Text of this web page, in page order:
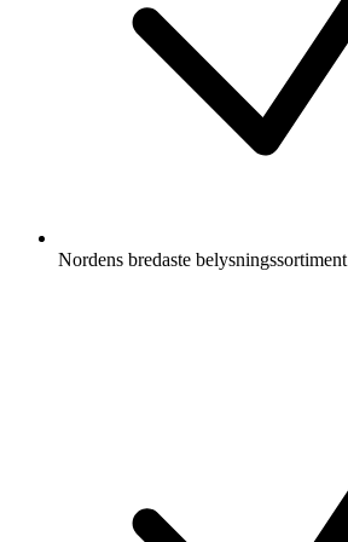
Nordens bredaste belysningssortiment